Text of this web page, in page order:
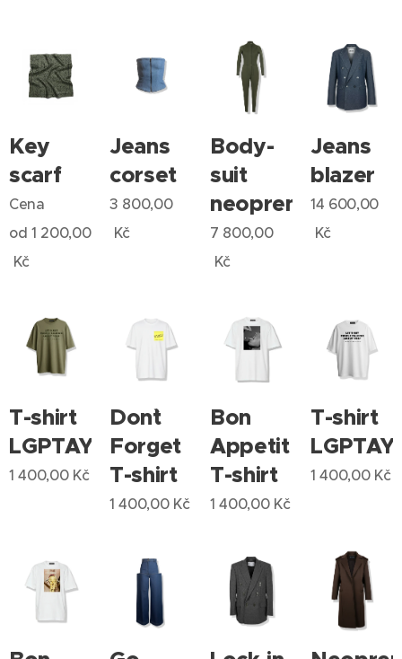
Key
scarf
Cena
od1 200,00
Kč
Jeans
corset
3 800,00
Kč
Body-
suit
neopren
7 800,00
Kč
Jeans
blazer
14 600,00
Kč
T-shirt
LGPTAY
1 400,00Kč
Don`t
Forget
T-shirt
1 400,00Kč
Bon
Appetit
T-shirt
1 400,00Kč
T-shirt
LGPTAY
1 400,00Kč